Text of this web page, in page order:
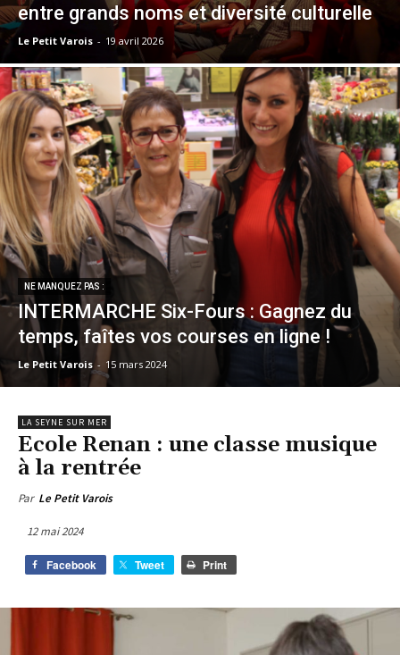
entre grands noms et diversité culturelle
Le Petit Varois - 19 avril 2026
NE MANQUEZ PAS :
INTERMARCHE Six-Fours : Gagnez du
temps, faîtes vos courses en ligne !
Le Petit Varois - 15 mars 2024
LA SEYNE SUR MER
Ecole Renan : une classe musique
à la rentrée
Par Le Petit Varois
12 mai 2024
Facebook Tweet Print